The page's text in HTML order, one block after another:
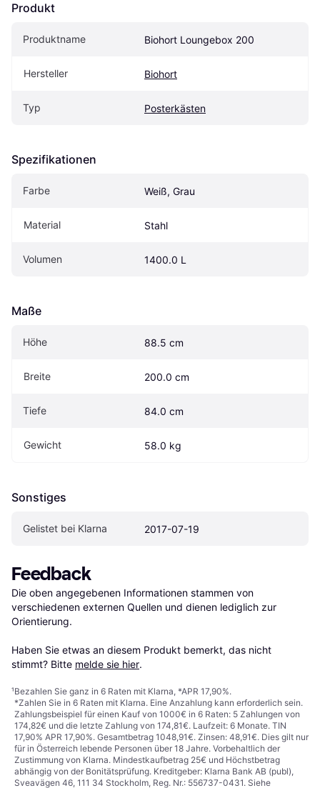
Produkt
Produktname Biohort Loungebox 200
Hersteller Biohort
Typ Posterkästen
Spezifikationen
Farbe Weiß, Grau
Material Stahl
Volumen 1400.0 L
Maße
Höhe 88.5 cm
Breite 200.0 cm
Tiefe 84.0 cm
Gewicht 58.0 kg
Sonstiges
Gelistet bei Klarna 2017-07-19
Feedback
Die oben angegebenen Informationen stammen von
verschiedenen externen Quellen und dienen lediglich zur
Orientierung.
Haben Sie etwas an diesem Produkt bemerkt, das nicht
stimmt? Bitte melde sie hier.
¹Bezahlen Sie ganz in 6 Raten mit Klarna, *APR 17,90%.
*Zahlen Sie in 6 Raten mit Klarna. Eine Anzahlung kann erforderlich sein.
Zahlungsbeispiel für einen Kauf von 1000€ in 6 Raten: 5 Zahlungen von
174,82€ und die letzte Zahlung von 174,81€. Laufzeit: 6 Monate. TIN
17,90% APR 17,90%. Gesamtbetrag 1048,91€. Zinsen: 48,91€. Dies gilt nur
für in Österreich lebende Personen über 18 Jahre. Vorbehaltlich der
Zustimmung von Klarna. Mindestkaufbetrag 25€ und Höchstbetrag
abhängig von der Bonitätsprüfung. Kreditgeber: Klarna Bank AB (publ),
Sveavägen 46, 111 34 Stockholm, Reg. Nr.: 556737-0431. Siehe